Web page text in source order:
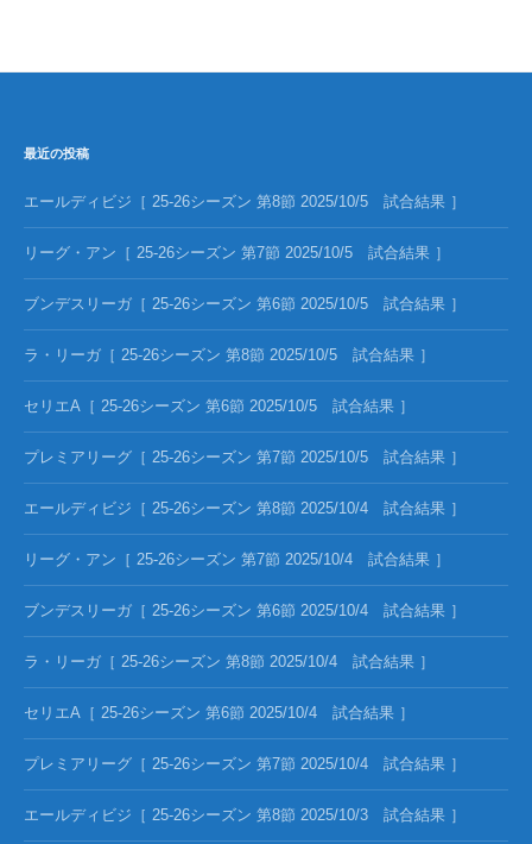
最近の投稿
エールディビジ［ 25-26シーズン 第8節 2025/10/5 試合結果 ］
リーグ・アン［ 25-26シーズン 第7節 2025/10/5 試合結果 ］
ブンデスリーガ［ 25-26シーズン 第6節 2025/10/5 試合結果 ］
ラ・リーガ［ 25-26シーズン 第8節 2025/10/5 試合結果 ］
セリエA［ 25-26シーズン 第6節 2025/10/5 試合結果 ］
プレミアリーグ［ 25-26シーズン 第7節 2025/10/5 試合結果 ］
エールディビジ［ 25-26シーズン 第8節 2025/10/4 試合結果 ］
リーグ・アン［ 25-26シーズン 第7節 2025/10/4 試合結果 ］
ブンデスリーガ［ 25-26シーズン 第6節 2025/10/4 試合結果 ］
ラ・リーガ［ 25-26シーズン 第8節 2025/10/4 試合結果 ］
セリエA［ 25-26シーズン 第6節 2025/10/4 試合結果 ］
プレミアリーグ［ 25-26シーズン 第7節 2025/10/4 試合結果 ］
エールディビジ［ 25-26シーズン 第8節 2025/10/3 試合結果 ］